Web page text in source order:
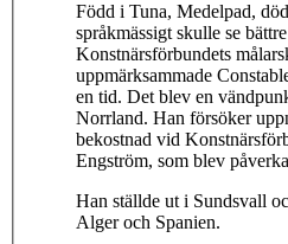
Född i Tuna, Medelpad,
språkmässigt skulle se
Konstnärsförbundets
uppmärksammade
en tid. Det blev en
Norrland. Han försöker
bekostnad vid
Engström, som blev
Han ställde ut i Sundsvall
Alger och Spanien.